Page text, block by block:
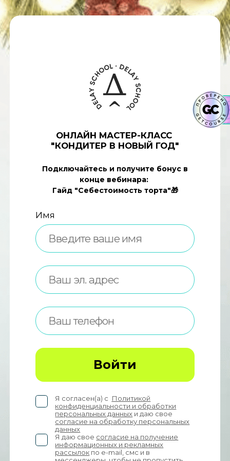
ОНЛАЙН МАСТЕР-КЛАСС
"КОНДИТЕР В НОВЫЙ ГОД"
Подключайтесь и получите бонус в
конце вебинара:
Гайд "Себестоимость торта"🎁
Имя
Войти
Я согласен(а) с Политикой
конфиденциальности и обработки
персональных данных и даю свое
согласие на обработку персональных
данных
Я даю свое согласие на получение
информационных и рекламных
рассылок по e-mail, смс и в